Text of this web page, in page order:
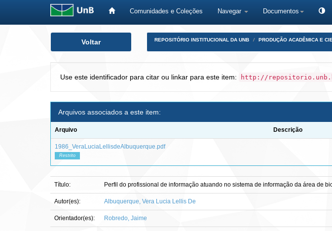
Comunidades e Coleções Navegar Documentos
Voltar REPOSITÓRIO INSTITUCIONAL DA UNB PRODUÇÃO ACADÊMICA E
Use este identificador para citar ou linkar para este item: http://
Arquivos associados a este item:
Arquivo Descrição
1986_VeraLuciaLellisdeAlbuquerque.pdf
Restrito
Título: Perfil do profissional de informação atuando no sistema de informação da área de
Autor(es): Albuquerque, Vera Lucia Lellis De
Orientador(es): Robredo, Jaime